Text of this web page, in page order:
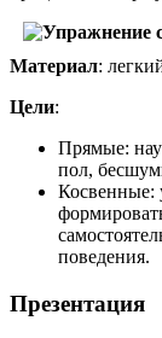
Материал:
Цели:
Прямые:
пол,
Косвенные:
поведения.
Презентация